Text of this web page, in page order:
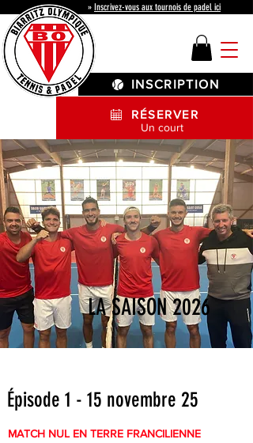
RÉSERVER
INSCRIPTION
Un court
» Inscrivez-vous aux tournois de padel ici
LA SAISON 2026
Épisode 1 - 15 novembre 25
MATCH NUL EN TERRE FRANCILIENNE